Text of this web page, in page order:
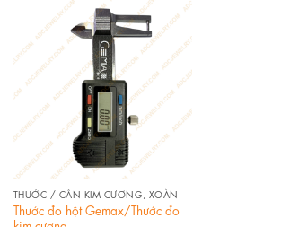
THƯỚC / CÂN KIM CƯƠNG, XOÀN
Thước đo hột Gemax/Thước đo